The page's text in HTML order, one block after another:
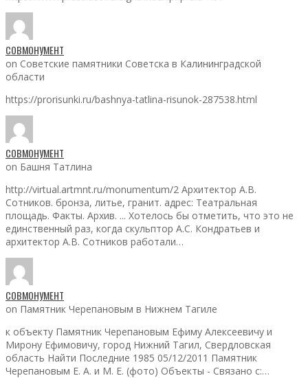
СОВМОНУМЕНТ
on Советские памятники Советска в Калининградской
области
https://prorisunki.ru/bashnya-tatlina-risunok-287538.html
СОВМОНУМЕНТ
on Башня Татлина
http://virtual.artmnt.ru/monumentum/2 Архитектор А.В.
Сотников. бронза, литье, гранит. адрес: Театральная
площадь. Факты. Архив. ... Хотелось бы отметить, что это не
единственный раз, когда скульптор А.С. Кондратьев и
архитектор А.В. Сотников работали…
СОВМОНУМЕНТ
on Памятник Черепановым в Нижнем Тагиле
к объекту Памятник Черепановым Ефиму Алексеевичу и
Мирону Ефимовичу, город Нижний Тагил, Свердловская
область Найти Последние 1985 05/12/2011 Памятник
Черепановым Е. А. и М. Е. (фото) Объекты - Связано с:…